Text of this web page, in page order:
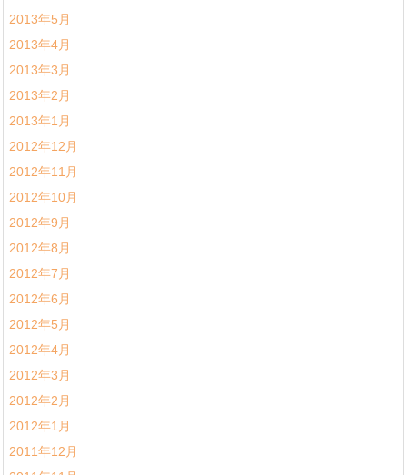
2013年5月
2013年4月
2013年3月
2013年2月
2013年1月
2012年12月
2012年11月
2012年10月
2012年9月
2012年8月
2012年7月
2012年6月
2012年5月
2012年4月
2012年3月
2012年2月
2012年1月
2011年12月